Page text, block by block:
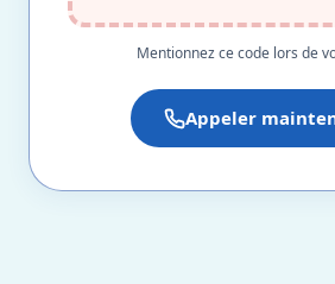
Mentionnez ce code lors de
Appeler